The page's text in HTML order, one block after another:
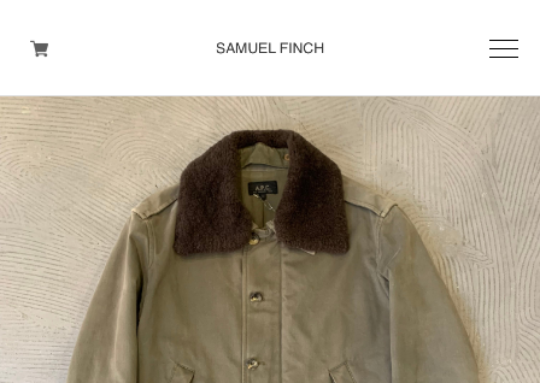
Men's
Maison Martin Margiela
Helmut Lang
Yohji Yamamoto